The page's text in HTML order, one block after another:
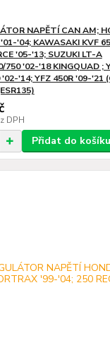
NAPĚTÍ CAN AM;
'04; KAWASAKI KVF
'05-'13; SUZUKI LT-A
750 '02-'18 KINGQUAD ;
'02-'14; YFZ 450R '09-'21
DPH
Přidat do košíku